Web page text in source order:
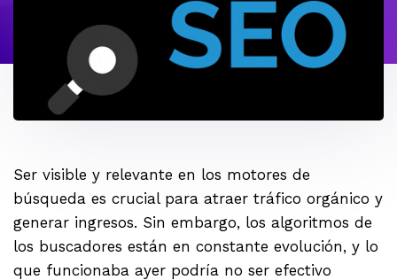
Ser visible y relevante en los motores de
búsqueda es crucial para atraer tráfico orgánico y
generar ingresos. Sin embargo, los algoritmos de
los buscadores están en constante evolución, y lo
que funcionaba ayer podría no ser efectivo